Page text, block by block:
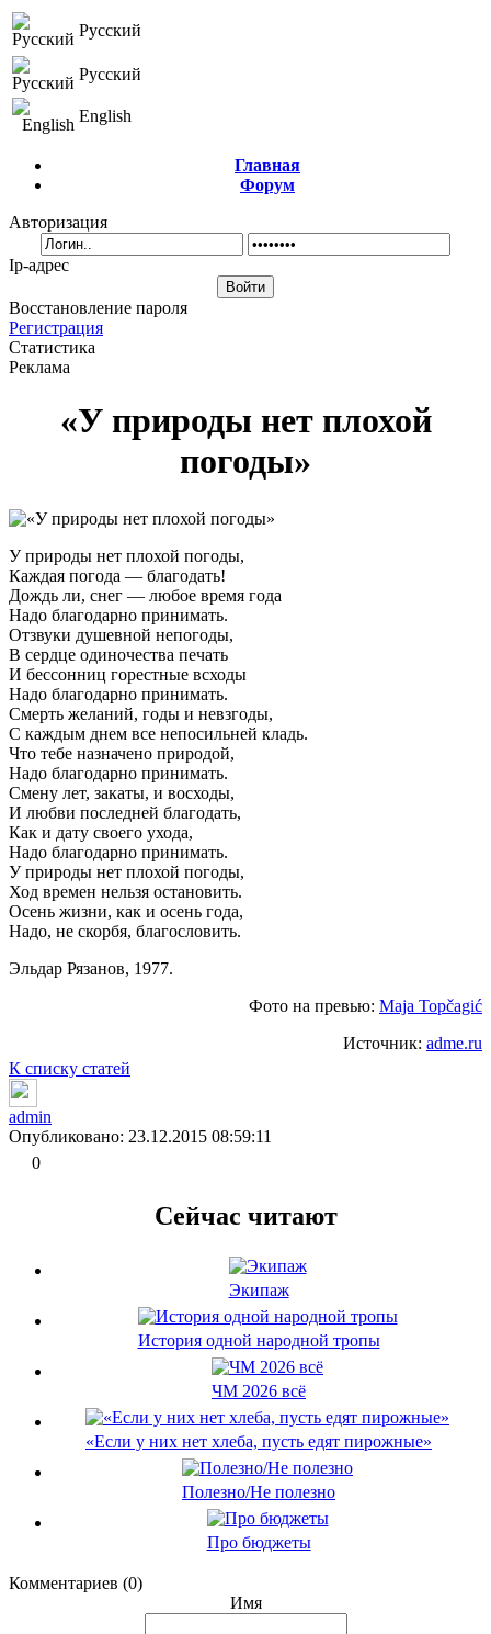
Русский
Русский
English
Главная
Форум
Авторизация
Ip-адрес
Восстановление пароля
Регистрация
Статистика
Реклама
«У природы нет плохой
погоды»
У природы нет плохой погоды,
Каждая погода — благодать!
Дождь ли, снег — любое время года
Надо благодарно принимать.
Отзвуки душевной непогоды,
В сердце одиночества печать
И бессонниц горестные всходы
Надо благодарно принимать.
Смерть желаний, годы и невзгоды,
С каждым днем все непосильней кладь.
Что тебе назначено природой,
Надо благодарно принимать.
Смену лет, закаты, и восходы,
И любви последней благодать,
Как и дату своего ухода,
Надо благодарно принимать.
У природы нет плохой погоды,
Ход времен нельзя остановить.
Осень жизни, как и осень года,
Надо, не скорбя, благословить.
Эльдар Рязанов, 1977.
Фото на превью: Maja Topčagić
Источник: adme.ru
К списку статей
admin
Опубликовано: 23.12.2015 08:59:11
0
Сейчас читают
Экипаж
История одной народной тропы
ЧМ 2026 всё
«Если у них нет хлеба, пусть едят пирожные»
Полезно/Не полезно
Про бюджеты
Комментариев (0)
Имя